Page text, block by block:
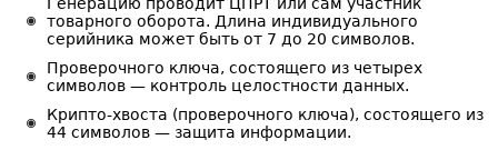
товарного оборота. Длина индивидуального
серийника может быть от 7 до 20 символов.
Проверочного ключа, состоящего из четырех
символов — контроль целостности данных.
Крипто-хвоста (проверочного ключа), состоящего из
44 символов — защита информации.